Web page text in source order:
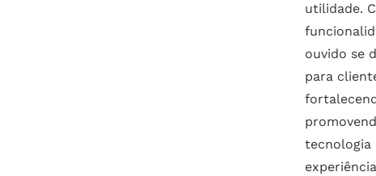
utilidade.
ouvido se
para
tecnologia